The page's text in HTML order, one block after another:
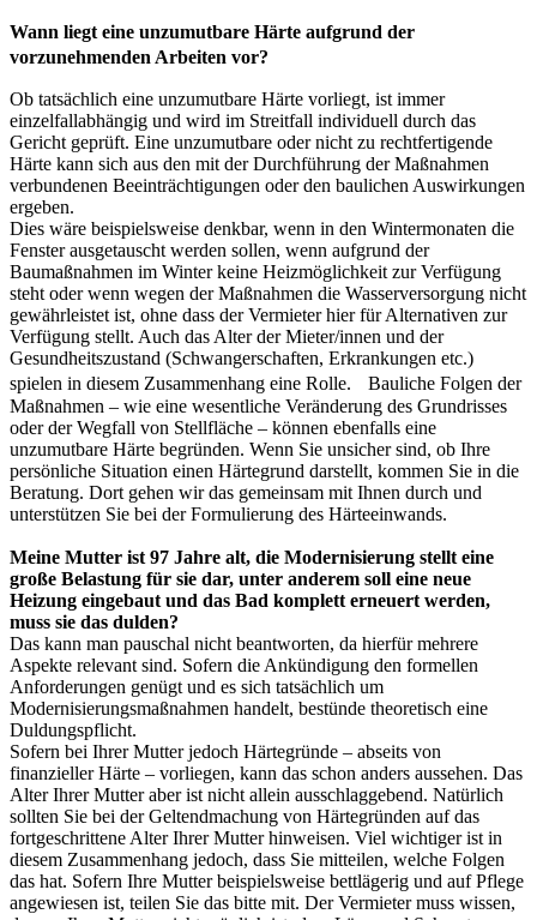
Wann liegt eine unzumutbare Härte aufgrund der
vorzunehmenden Arbeiten vor?
Ob tatsächlich eine unzumutbare Härte vorliegt, ist immer
einzelfallabhängig und wird im Streitfall individuell durch das
Gericht geprüft. Eine unzumutbare oder nicht zu rechtfertigende
Härte kann sich aus den mit der Durchführung der Maßnahmen
verbundenen Beeinträchtigungen oder den baulichen Auswirkungen
ergeben.
Dies wäre beispielsweise denkbar, wenn in den Wintermonaten die
Fenster ausgetauscht werden sollen, wenn aufgrund der
Baumaßnahmen im Winter keine Heizmöglichkeit zur Verfügung
steht oder wenn wegen der Maßnahmen die Wasserversorgung nicht
gewährleistet ist, ohne dass der Vermieter hier für Alternativen zur
Verfügung stellt. Auch das Alter der Mieter/innen und der
Gesundheitszustand (Schwangerschaften, Erkrankungen etc.)
spielen in diesem Zusammenhang eine Rolle. Bauliche Folgen der
Maßnahmen – wie eine wesentliche Veränderung des Grundrisses
oder der Wegfall von Stellfläche – können ebenfalls eine
unzumutbare Härte begründen. Wenn Sie unsicher sind, ob Ihre
persönliche Situation einen Härtegrund darstellt, kommen Sie in die
Beratung. Dort gehen wir das gemeinsam mit Ihnen durch und
unterstützen Sie bei der Formulierung des Härteeinwands.
Meine Mutter ist 97 Jahre alt, die Modernisierung stellt eine
große Belastung für sie dar, unter anderem soll eine neue
Heizung eingebaut und das Bad komplett erneuert werden,
muss sie das dulden?
Das kann man pauschal nicht beantworten, da hierfür mehrere
Aspekte relevant sind. Sofern die Ankündigung den formellen
Anforderungen genügt und es sich tatsächlich um
Modernisierungsmaßnahmen handelt, bestünde theoretisch eine
Duldungspflicht.
Sofern bei Ihrer Mutter jedoch Härtegründe – abseits von
finanzieller Härte – vorliegen, kann das schon anders aussehen. Das
Alter Ihrer Mutter aber ist nicht allein ausschlaggebend. Natürlich
sollten Sie bei der Geltendmachung von Härtegründen auf das
fortgeschrittene Alter Ihrer Mutter hinweisen. Viel wichtiger ist in
diesem Zusammenhang jedoch, dass Sie mitteilen, welche Folgen
das hat. Sofern Ihre Mutter beispielsweise bettlägerig und auf Pflege
angewiesen ist, teilen Sie das bitte mit. Der Vermieter muss wissen,